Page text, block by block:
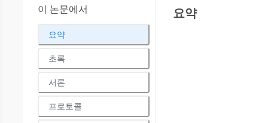
Copenhagen Academy for Medical Education and
이 논문에서
요약
초록
서론
프로토콜
요약